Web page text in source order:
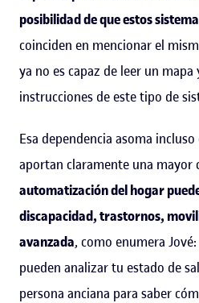
posibilidad de que estos
coinciden en mencionar el
ya no es capaz de leer un mapa
instrucciones de este tipo de
Esa dependencia asoma
aportan claramente una mayor
automatización del hogar
discapacidad, trastornos,
avanzada, como enumera
pueden analizar tu estado de
persona anciana para saber